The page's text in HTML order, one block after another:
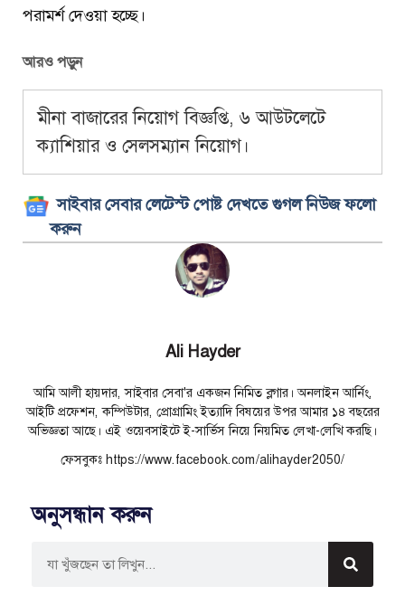
পরামর্শ দেওয়া হচ্ছে।
আরও পড়ুন
মীনা বাজারের নিয়োগ বিজ্ঞপ্তি, ৬ আউটলেটে
ক্যাশিয়ার ও সেলসম্যান নিয়োগ।
সাইবার সেবার লেটেস্ট পোষ্ট দেখতে গুগল নিউজ ফলো
করুন
Ali Hayder
আমি আলী হায়দার, সাইবার সেবা'র একজন নিমিত ব্লগার। অনলাইন আর্নিং,
আইটি প্রফেশন, কম্পিউটার, প্রোগ্রামিং ইত্যাদি বিষয়ের উপর আমার ১৪ বছরের
অভিজ্ঞতা আছে। এই ওয়েবসাইটে ই-সার্ভিস নিয়ে নিয়মিত লেখা-লেখি করছি।
ফেসবুকঃ https://www.facebook.com/alihayder2050/
অনুসন্ধান করুন